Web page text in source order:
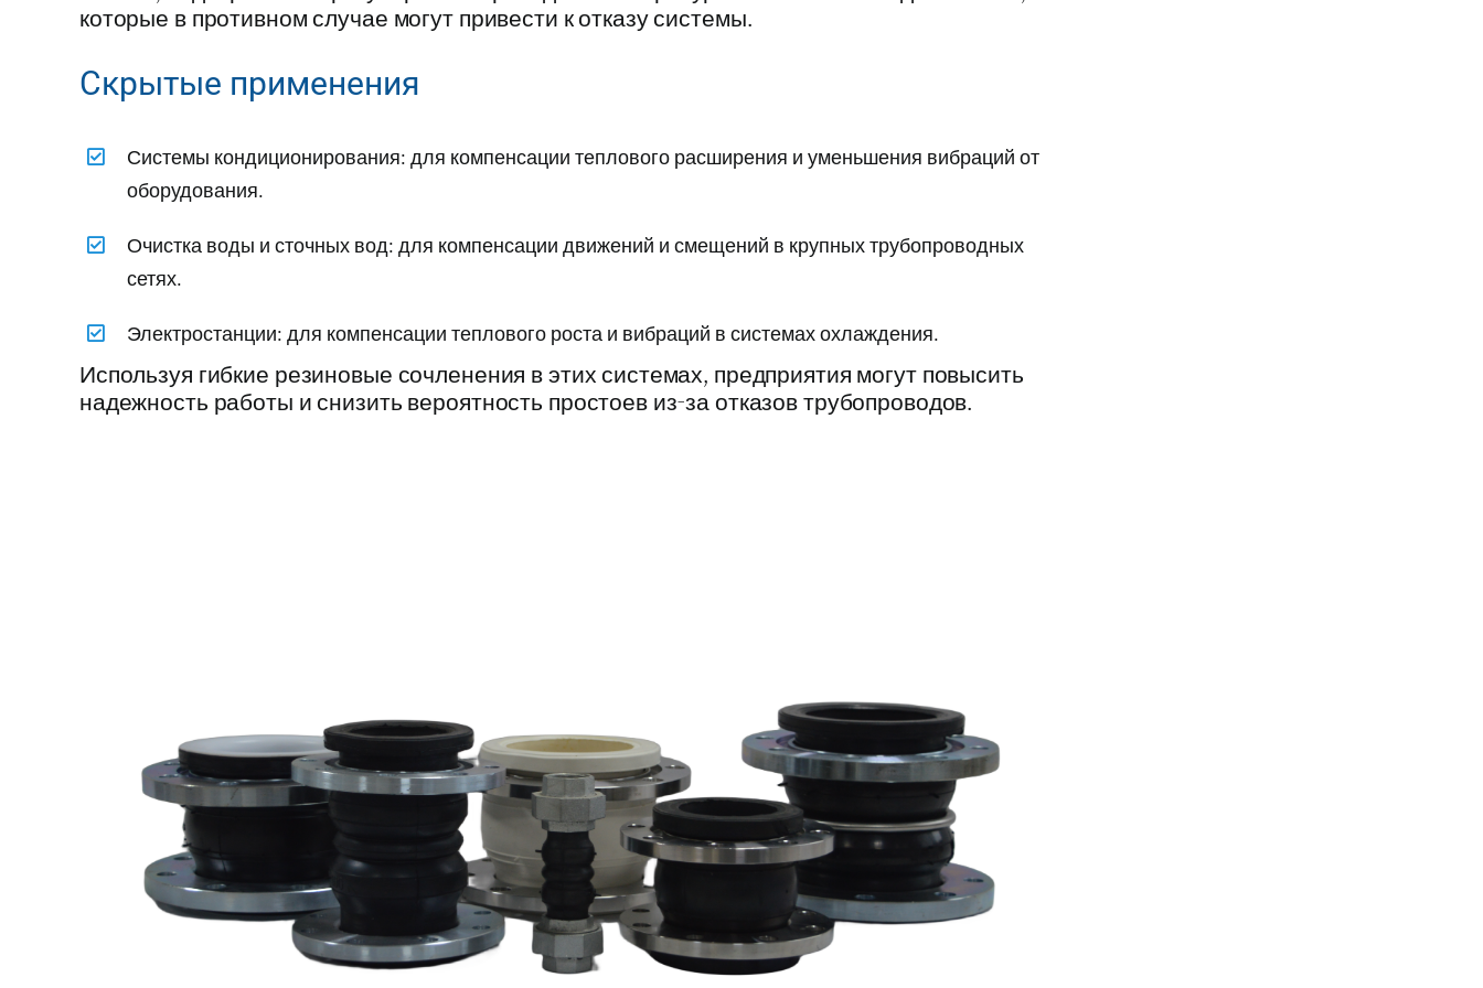
которые в противном случае могут привести к отказу системы.
Скрытые применения
Системы кондиционирования: для компенсации теплового расширения и уменьшения вибраций от
оборудования.
Очистка воды и сточных вод: для компенсации движений и смещений в крупных трубопроводных
сетях.
Электростанции: для компенсации теплового роста и вибраций в системах охлаждения.
Используя гибкие резиновые сочленения в этих системах, предприятия могут повысить
надежность работы и снизить вероятность простоев из-за отказов трубопроводов.